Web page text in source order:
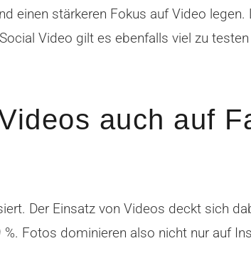
einen stärkeren Fokus auf Video
Video gilt es ebenfalls viel zu
auch auf
Der Einsatz von Videos deckt sich
Fotos dominieren also nicht nur auf